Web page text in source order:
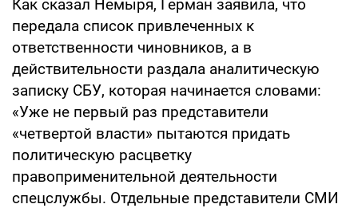
Как сказал Немыря, Герман заявила, что
передала список привлеченных к
ответственности чиновников, а в
действительности раздала аналитическую
записку СБУ, которая начинается словами:
«Уже не первый раз представители
«четвертой власти» пытаются придать
политическую расцветку
правоприменительной деятельности
спецслужбы. Отдельные представители СМИ